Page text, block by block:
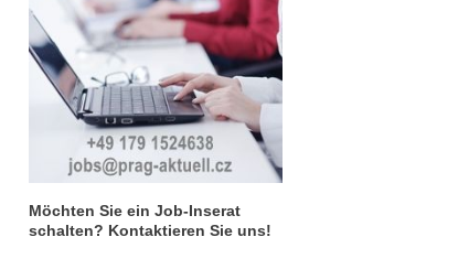
Möchten Sie ein Job-Inserat
schalten? Kontaktieren Sie uns!